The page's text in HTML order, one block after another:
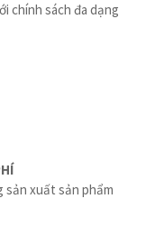
chính sách đa dạng
sản xuất sản phẩm